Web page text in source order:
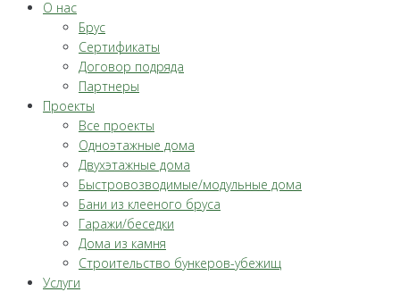
О нас
Брус
Сертификаты
Договор подряда
Партнеры
Проекты
Все проекты
Одноэтажные дома
Двухэтажные дома
Быстровозводимые/модульные дома
Бани из клееного бруса
Гаражи/беседки
Дома из камня
Строительство бункеров-убежищ
Услуги